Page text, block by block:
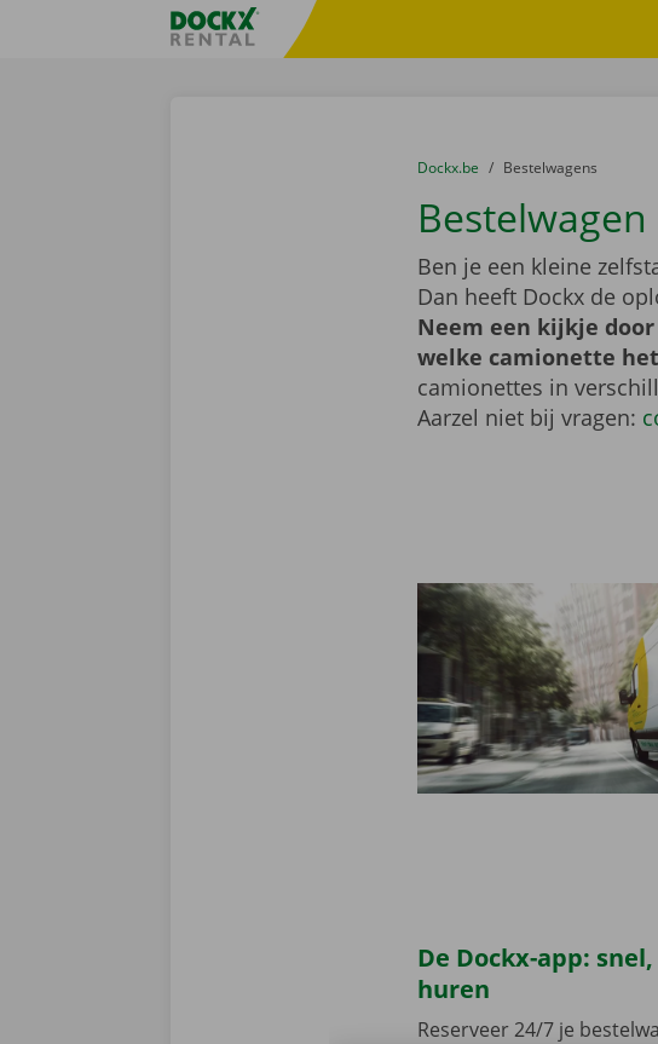
Taalselectie overslaanFratello DEMO
U bevindt zich hier:
van
Dockx.be naar
Bestelwagens
Ben je een kleine
Dan heeft Dockx de
Neem een kijkje
welke camionette
camionettes in
Aarzel niet bij vragen:
De Dockx-app:
huren
Reserveer 24/7 je